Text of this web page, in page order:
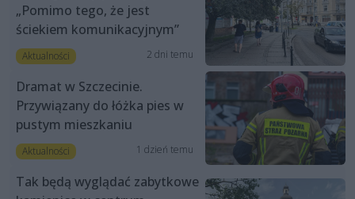
„Pomimo tego, że jest
ściekiem komunikacyjnym”
Aktualności 2 dni temu
Dramat w Szczecinie.
Przywiązany do łóżka pies w
pustym mieszkaniu
Aktualności 1 dzień temu
Tak będą wyglądać zabytkowe